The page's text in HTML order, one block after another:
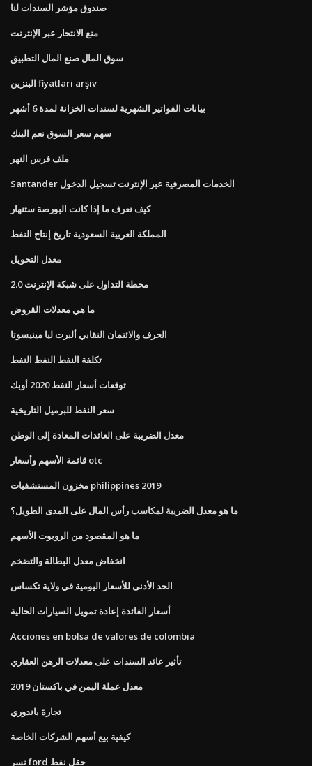
صندوق مؤشر السندات لنا
منع الانتحار عبر الإنترنت
سوق المال صنع المال التطبيق
البنزين fiyatlari arşiv
بيانات الفواتير الشهرية لسندات الخزانة لمدة 6 أشهر
سهم سعر السوق نعم البنك
ملف فرس النهر
Santander الخدمات المصرفية عبر الإنترنت تسجيل الدخول
كيف نعرف ما إذا كانت البورصة ستنهار
المملكة العربية السعودية تاريخ إنتاج النفط
معدل التحويل
محطة التداول على شبكة الإنترنت 2.0
ما هي معدلات القروض
الحرف والائتمان النقابي ألبرت ليا مينيسوتا
تكلفة النفط النفط النفط
توقعات أسعار النفط 2020 أوبك
سعر النفط للبرميل التاريخية
معدل الضريبة على العائدات المعادة إلى الوطن
قائمة الأسهم وأسعار otc
مخزون المستشفيات philippines 2019
ما هو معدل الضريبة لمكاسب رأس المال على المدى الطويل؟
ما هو المقصود من الروبوت الأسهم
انخفاض معدل البطالة والتضخم
الحد الأدنى للأسعار اليومية في ولاية تكساس
أسعار الفائدة إعادة تمويل السيارات الحالية
Acciones en bolsa de valores de colombia
تأثير عائد السندات على معدلات الرهن العقاري
معدل عملة اليمن في باكستان 2019
تجارة باندوري
كيفية بيع أسهم الشركات الخاصة
نسر ford حقل نفط